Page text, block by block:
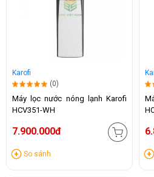
Karofi
(0)
Máy lọc nước nóng lạnh Karofi
HCV351-WH
7.900.000đ
So sánh